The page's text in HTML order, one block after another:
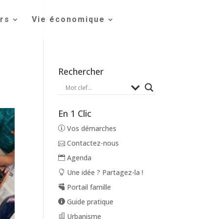
Vie économique
Rechercher
En 1 Clic
Vos démarches
Contactez-nous
Agenda
Une idée ? Partagez-la !
Portail famille
Guide pratique
Urbanisme